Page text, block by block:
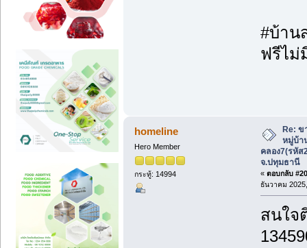
#บ้าน
ฟรีไม่
homeline
Hero Member
กระทู้: 14994
Re: ข
หมู่บ้า
คลอง7(รหัส
จ.ปทุมธานี
« ตอบกลับ
ธันวาคม
สนใจ